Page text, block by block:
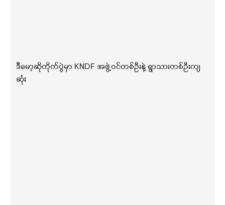
ဒီမော့ဆိုတိုက်ပွဲမှာ KNDF အဖွဲ့ဝင်တစ်ဦးနဲ့ ရွာသားတစ်ဦးကျ
ဆုံး